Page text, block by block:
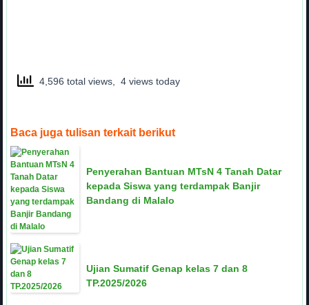
4,596 total views, 4 views today
Baca juga tulisan terkait berikut
Penyerahan Bantuan MTsN 4 Tanah Datar
kepada Siswa yang terdampak Banjir
Bandang di Malalo
Ujian Sumatif Genap kelas 7 dan 8
TP.2025/2026